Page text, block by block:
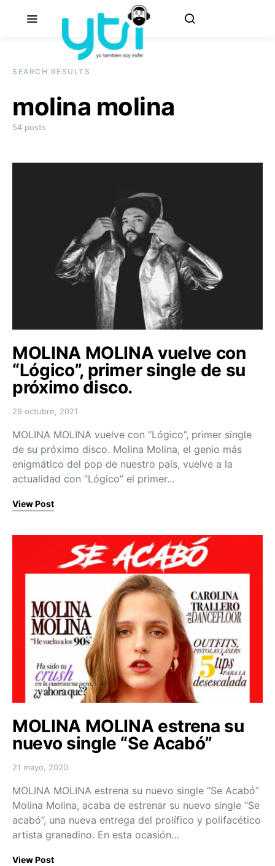
SEARCH RESULTS
molina molina
54 posts
MOLINA MOLINA vuelve con
“Lógico”, primer single de su
próximo disco.
Posted on
29 octubre, 2021
MOLINA MOLINA vuelve con “Lógico”, primer single
de su próximo disco. Molina Molina, el genio más
enigmático del pop de nuestro país, vuelve a la
actualidad con “Lógico” el primer…
View Post
MOLINA MOLINA estrena su
nuevo single “Se Acabó”
Posted on
21 mayo, 2020
MOLINA MOLINA estrena su nuevo single “Se Acabó”
Molina Molina, acaba de estrenar su nuevo single “Se
acabó”, una nueva entrega del prolífico y polifacético
artista granadino. En esta ocasión…
View Post